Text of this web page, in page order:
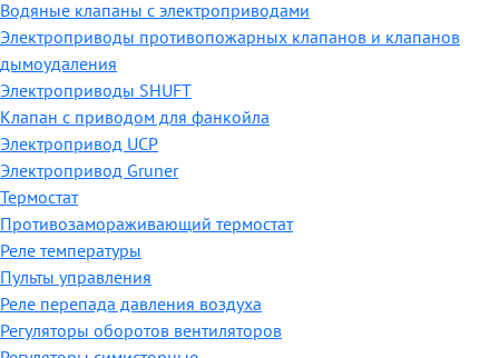
Водяные клапаны с электроприводами
Электроприводы противопожарных клапанов и клапанов
дымоудаления
Электроприводы SHUFT
Клапан с приводом для фанкойла
Электропривод UCP
Электропривод Gruner
Термостат
Противозамораживающий термостат
Реле температуры
Пульты управления
Реле перепада давления воздуха
Регуляторы оборотов вентиляторов